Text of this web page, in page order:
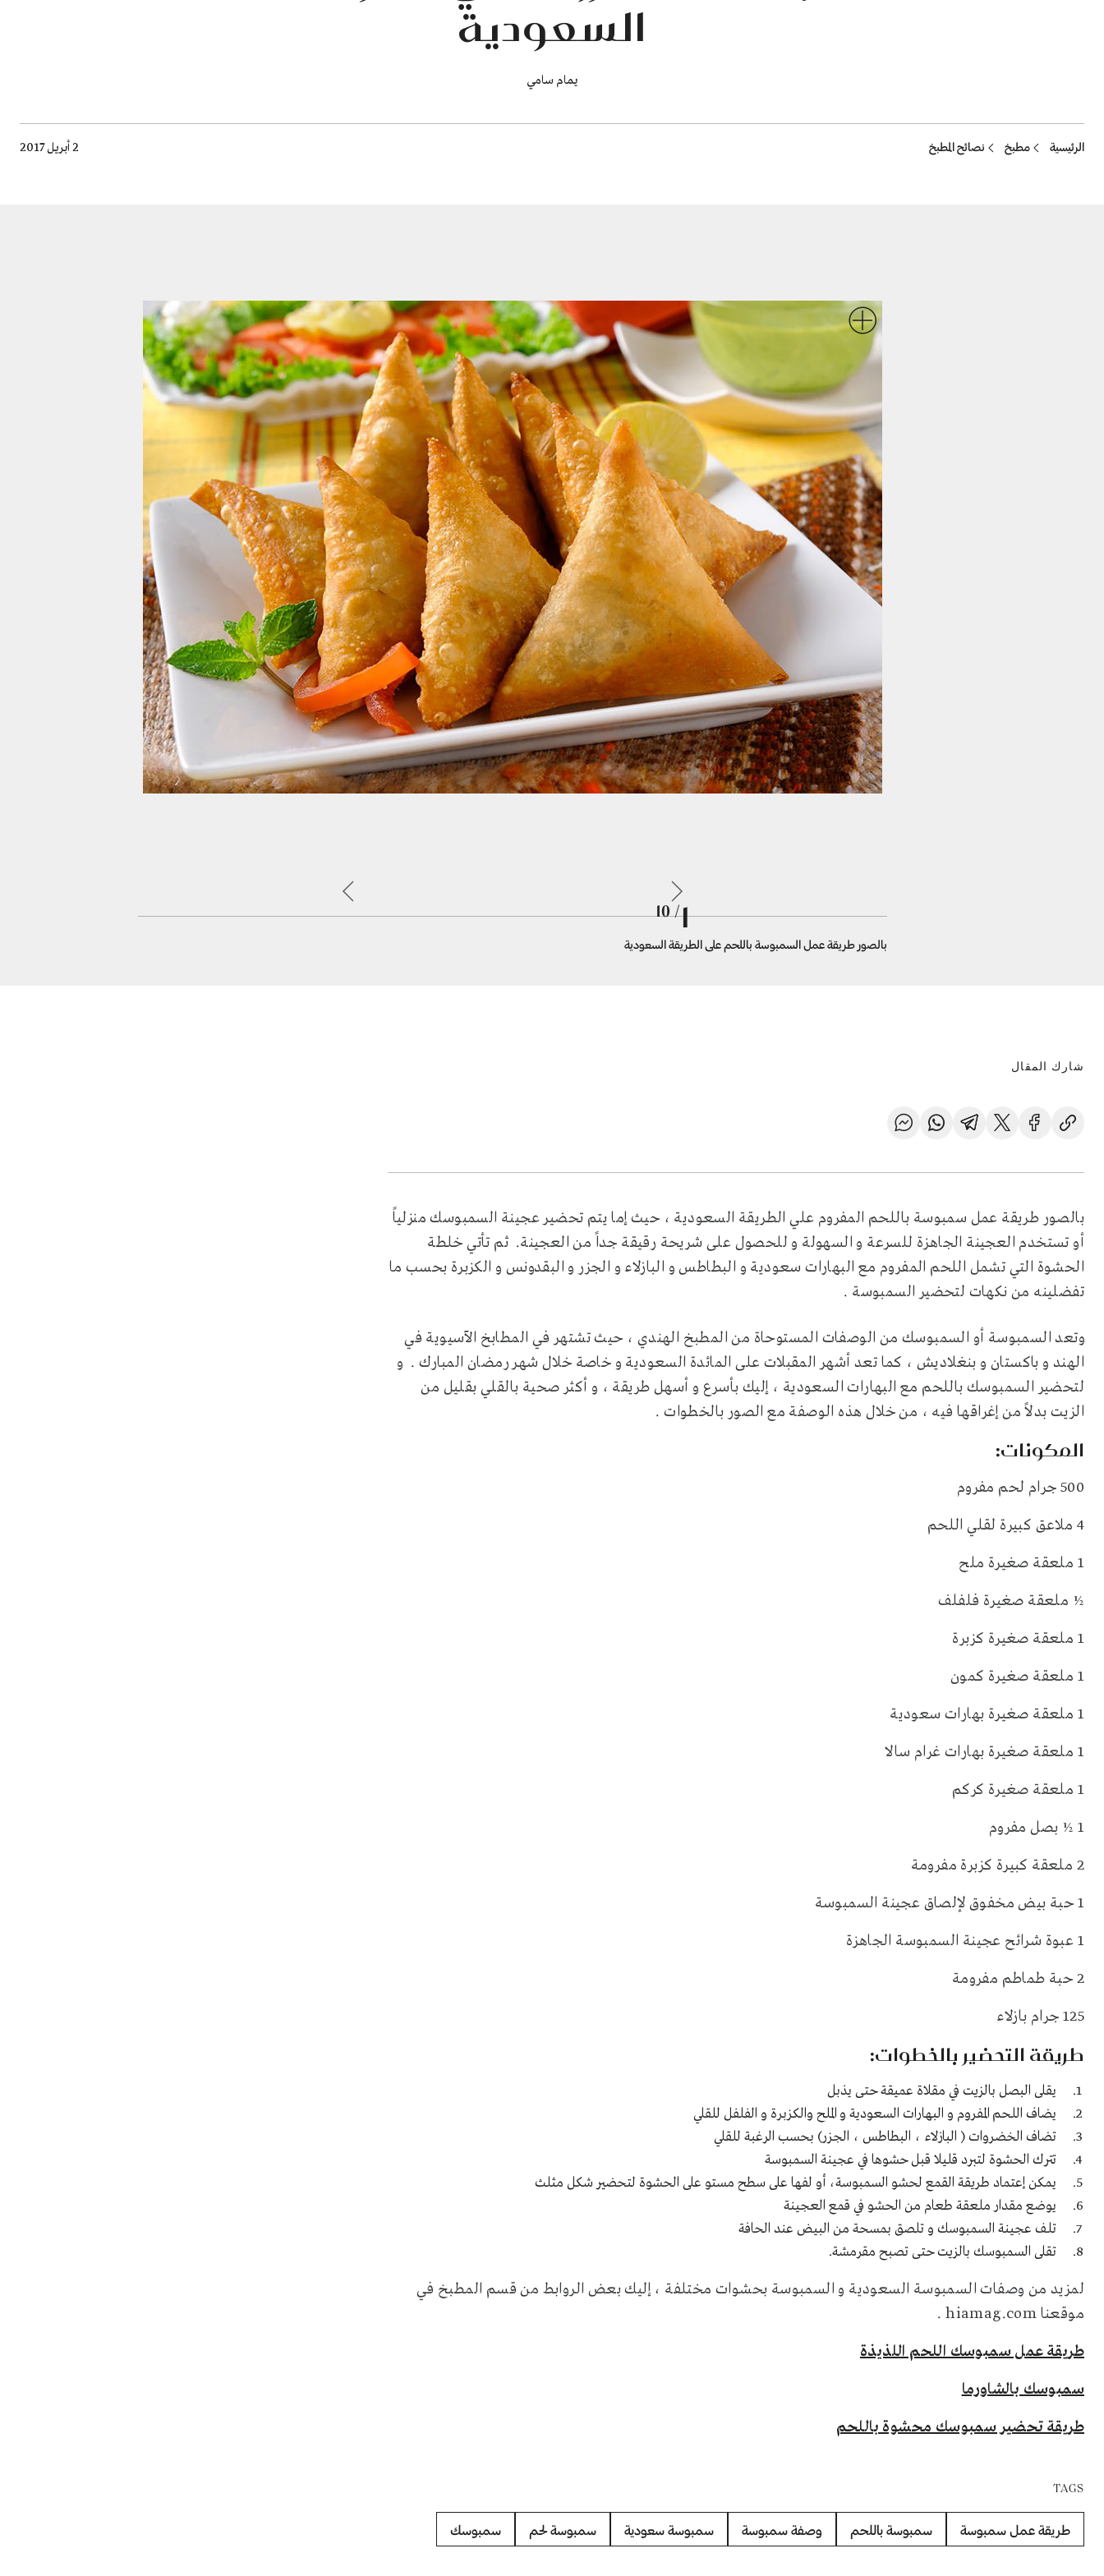
السعودية
يمام سامي
Breadcrumb
الرئيسية مطبخ نصائح المطبخ 2 أبريل 2017
بالصور طريقة عمل السمبوسة باللحم على الطريقة السعودية
1
/ 10
شارك المقال
بالصور طريقة عمل سمبوسة باللحم المفروم علي الطريقة السعودية ، حيث إما يتم تحضير عجينة السمبوسك منزلياً
أو تستخدم العجينة الجاهزة للسرعة و السهولة و للحصول على شريحة رقيقة جداً من العجينة. ثم تأتي خلطة
الحشوة التي تشمل اللحم المفروم مع البهارات سعودية و البطاطس و البازلاء و الجزر و البقدونس و الكزبرة بحسب ما
تفضلينه من نكهات لتحضير السمبوسة .
وتعد السمبوسة أو السمبوسك من الوصفات المستوحاة من المطبخ الهندي ، حيث تشتهر في المطابخ الآسيوية في
الهند و باكستان و بنغلاديش ، كما تعد أشهر المقبلات على المائدة السعودية و خاصة خلال شهر رمضان المبارك . و
لتحضير السمبوسك باللحم مع البهارات السعودية ، إليك بأسرع و أسهل طريقة ، و أكثر صحية بالقلي بقليل من
الزيت بدلاً من إغراقها فيه ، من خلال هذه الوصفة مع الصور بالخطوات .
المكونات:
500 جرام لحم مفروم
4 ملاعق كبيرة لقلي اللحم
1 ملعقة صغيرة ملح
½ ملعقة صغيرة فلفلف
1 ملعقة صغيرة كزبرة
1 ملعقة صغيرة كمون
1 ملعقة صغيرة بهارات سعودية
1 ملعقة صغيرة بهارات غرام سالا
1 ملعقة صغيرة كركم
1 ½ بصل مفروم
2 ملعقة كبيرة كزبرة مفرومة
1 حبة بيض مخفوق لإلصاق عجينة السمبوسة
1 عبوة شرائح عجينة السمبوسة الجاهزة
2 حبة طماطم مفرومة
125 جرام بازلاء
طريقة التحضير بالخطوات:
يقلى البصل بالزيت في مقلاة عميقة حتى يذبل
يضاف اللحم المفروم و البهارات السعودية و الملح والكزبرة و الفلفل للقلي
تضاف الخضروات ( البازلاء ، البطاطس ، الجزر) بحسب الرغبة للقلي
تترك الحشوة لتبرد قليلا قبل حشوها في عجينة السمبوسة
يمكن إعتماد طريقة القمع لحشو السمبوسة، أو لفها على سطح مستو على الحشوة لتحضير شكل مثلث
يوضع مقدار ملعقة طعام من الحشو في قمع العجينة
تلف عجينة السمبوسك و تلصق بمسحة من البيض عند الحافة
تقلى السمبوسك بالزيت حتى تصبح مقرمشة.
لمزيد من وصفات السمبوسة السعودية و السمبوسة بحشوات مختلفة ، إليك بعض الروابط من قسم المطبخ في
موقعنا hiamag.com
.
طريقة عمل سمبوسك اللحم اللذيذة
سمبوسك بالشاورما
طريقة تحضير سمبوسك محشوة باللحم
TAGS
طريقة عمل سمبوسة سمبوسة باللحم وصفة سمبوسة سمبوسة سعودية سمبوسة لحم سمبوسك